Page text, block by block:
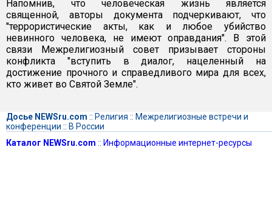
Напомнив, что человеческая жизнь является
священной, авторы документа подчеркивают, что
"террористические акты, как и любое убийство
невинного человека, не имеют оправдания". В этой
связи Межрелигиозный совет призывает стороны
конфликта "вступить в диалог, нацеленный на
достижение прочного и справедливого мира для всех,
кто живет во Святой Земле".
Досье NEWSru.com :: Религия :: Межрелигиозные встречи и
конференции :: В России
Каталог NEWSru.com :: Информационные интернет-ресурсы